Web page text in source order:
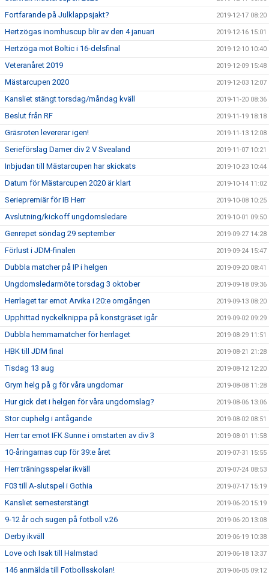
Fortfarande på Julklappsjakt? 2019-12-17 08:20
Hertzögas inomhuscup blir av den 4 januari 2019-12-16 15:01
Hertzöga mot Boltic i 16-delsfinal 2019-12-10 10:40
Veteranåret 2019 2019-12-09 15:48
Mästarcupen 2020 2019-12-03 12:07
Kansliet stängt torsdag/måndag kväll 2019-11-20 08:36
Beslut från RF 2019-11-19 18:18
Gräsroten levererar igen! 2019-11-13 12:08
Serieförslag Damer div 2 V Svealand 2019-11-07 10:21
Inbjudan till Mästarcupen har skickats 2019-10-23 10:44
Datum för Mästarcupen 2020 är klart 2019-10-14 11:02
Seriepremiär för IB Herr 2019-10-08 10:25
Avslutning/kickoff ungdomsledare 2019-10-01 09:50
Genrepet söndag 29 september 2019-09-27 14:28
Förlust i JDM-finalen 2019-09-24 15:47
Dubbla matcher på IP i helgen 2019-09-20 08:41
Ungdomsledarmöte torsdag 3 oktober 2019-09-18 09:36
Herrlaget tar emot Arvika i 20:e omgången 2019-09-13 08:20
Upphittad nyckelknippa på konstgräset igår 2019-09-02 09:29
Dubbla hemmamatcher för herrlaget 2019-08-29 11:51
HBK till JDM final 2019-08-21 21:28
Tisdag 13 aug 2019-08-12 12:20
Grym helg på g för våra ungdomar 2019-08-08 11:28
Hur gick det i helgen för våra ungdomslag? 2019-08-06 13:06
Stor cuphelg i antågande 2019-08-02 08:51
Herr tar emot IFK Sunne i omstarten av div 3 2019-08-01 11:58
10-åringarnas cup för 39:e året 2019-07-31 15:55
Herr träningsspelar ikväll 2019-07-24 08:53
F03 till A-slutspel i Gothia 2019-07-17 15:19
Kansliet semesterstängt 2019-06-20 15:19
9-12 år och sugen på fotboll v.26 2019-06-20 13:08
Derby ikväll 2019-06-19 10:38
Love och Isak till Halmstad 2019-06-18 13:37
146 anmälda till Fotbollsskolan! 2019-06-05 09:12